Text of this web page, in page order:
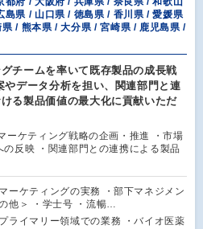
島県 / 山口県 / 徳島県 / 香川県 / 愛媛県
/ 熊本県 / 大分県 / 宮崎県 / 鹿児島県 /
グチームを率いて既存製品の成長戦
やデータ分析を担い、関連部門と連
る製品価値の最大化に貢献いただ
ーケティング戦略の企画・推進 ・市場
反映 ・関連部門との連携による製品
ーケティングの実務 ・部下マネジメン
他＞ ・学士号 ・流暢…
ライマリー領域での業務 ・バイオ医薬